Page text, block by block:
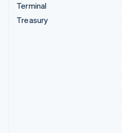
Terminal
Treasury